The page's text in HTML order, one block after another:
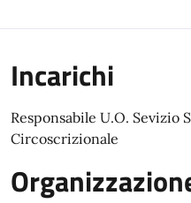
Incarichi
Responsabile U.O. Sevizio
Circoscrizionale